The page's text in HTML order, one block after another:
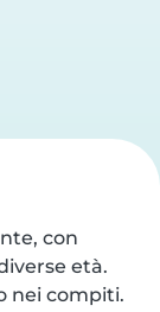
con
età.
nei compiti.